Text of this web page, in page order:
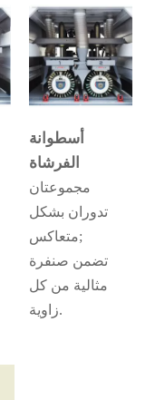
أسطوانة
الفرشاة
مجموعتان
تدوران بشكل
متعاكس;
تضمن صنفرة
مثالية من كل
زاوية.